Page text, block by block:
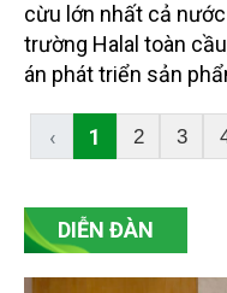
cừu lớn nhất cả
trường Halal toàn
án phát triển sản
xuất khẩu, Đề án
chăn nuôi theo
sản xuất đến thị
‹ 1 2 3
DIỄN ĐÀN